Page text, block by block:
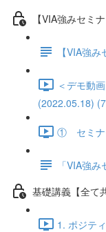
【VIA強みセミ
【VIA強
＜デモ動
(2022.05.18)
① セミナ
「VIA強
基礎講義【全て
1. ポジテ